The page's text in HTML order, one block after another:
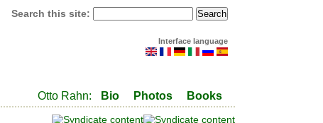
Search this site:
Interface language
Otto Rahn: Bio Photos Books